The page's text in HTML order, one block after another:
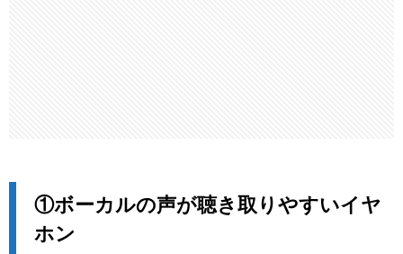
①ボーカルの声が聴き取りやすいイヤ
ホン